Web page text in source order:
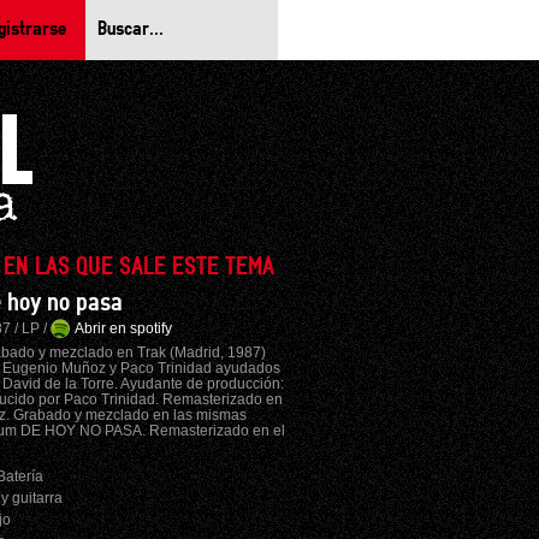
EN LAS QUE SALE ESTE TEMA
hoy no pasa
/ LP /
Abrir en spotify
y mezclado en Trak (Madrid, 1987)
Muñoz y Paco Trinidad ayudados
de la Torre. Ayudante de producción:
por Paco Trinidad. Remasterizado en
Grabado y mezclado en las mismas
DE HOY NO PASA. Remasterizado en el
guitarra